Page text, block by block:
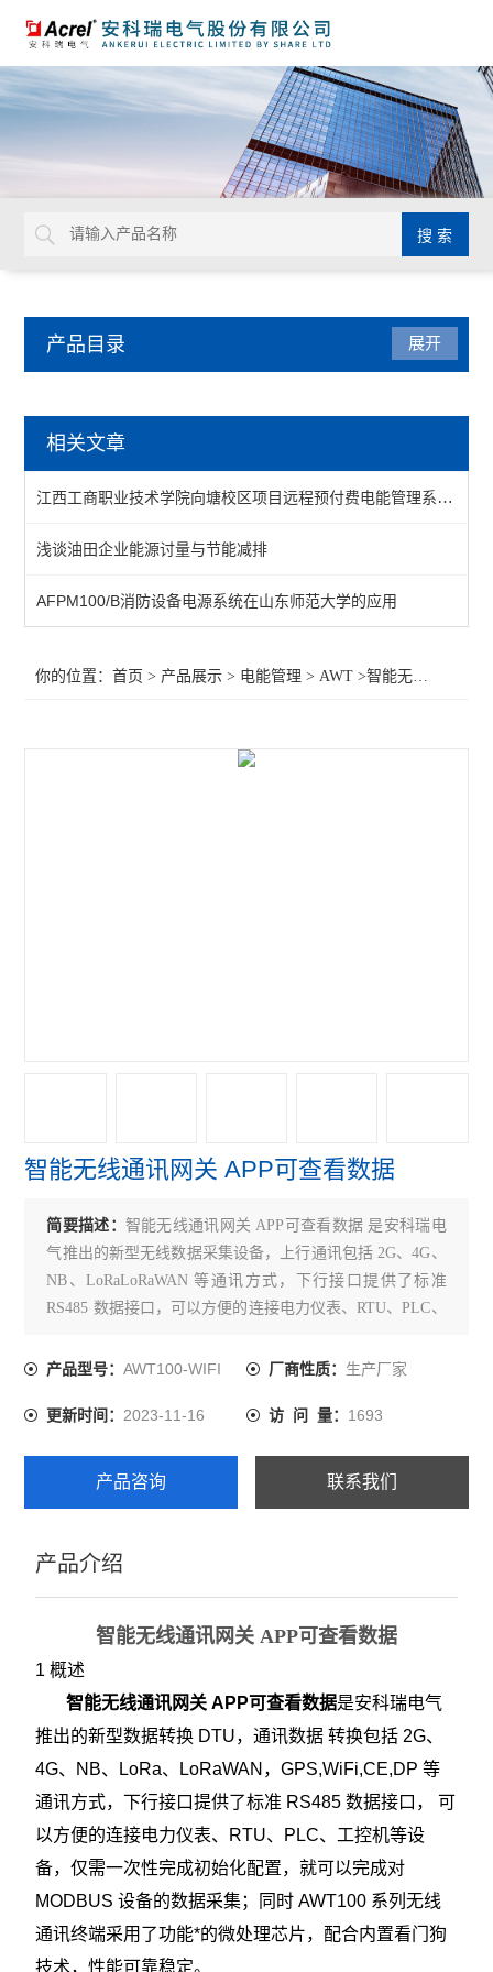
产品目录
DDS/DTS/ADL系列电能计量表
导轨式安装电能表
三相预付费电能表
三相电能计量表
峰谷时段电能表
水电预付费系统
DJSF1352-RN
无线通讯采集器
无线电能表
AGF-AE-D/200
AWT100
AWT
ADW2XX
ADW300
ADW400环保监测模块
数字式多功能电力仪表
导轨式电能表
APM网络电力仪表
展开
相关文章
江西工商职业技术学院向塘校区项目远程预付费电能管理系统的设计与应用
浅谈油田企业能源讨量与节能减排
AFPM100/B消防设备电源系统在山东师范大学的应用
你的位置：首页 > 产品展示 > 电能管理 >AWT >智能无线通讯网关 APP可查看数据
智能无线通讯网关 APP可查看数据
简要描述： 智能无线通讯网关 APP可查看数据 是安科瑞电
气推出的新型无线数据采集设备，上行通讯包括 2G、4G、
NB、LoRaLoRaWAN 等通讯方式，下行接口提供了标准
RS485 数据接口，可以方便的连接电力仪表、RTU、PLC、
对 MODBUS 设备的数据采集
产品型号：AWT100-WIFI 厂商性质： 生产厂家
更新时间：2023-11-16 访 问 量： 1693
产品咨询 联系我们
产品介绍
智能无线通讯网关 APP可查看数据
1 概述
智能无线通讯网关 APP可查看数据是安科瑞电气
推出的新型数据转换 DTU，通讯数据 转换包括 2G、
4G、NB、LoRa、LoRaWAN，GPS,WiFi,CE,DP 等
通讯方式，下行接口提供了标准 RS485 数据接口， 可
以方便的连接电力仪表、RTU、PLC、工控机等设
备，仅需一次性完成初始化配置，就可以完成对
MODBUS 设备的数据采集；同时 AWT100 系列无线
通讯终端采用了功能*的微处理芯片，配合内置看门狗
技术，性能可靠稳定。